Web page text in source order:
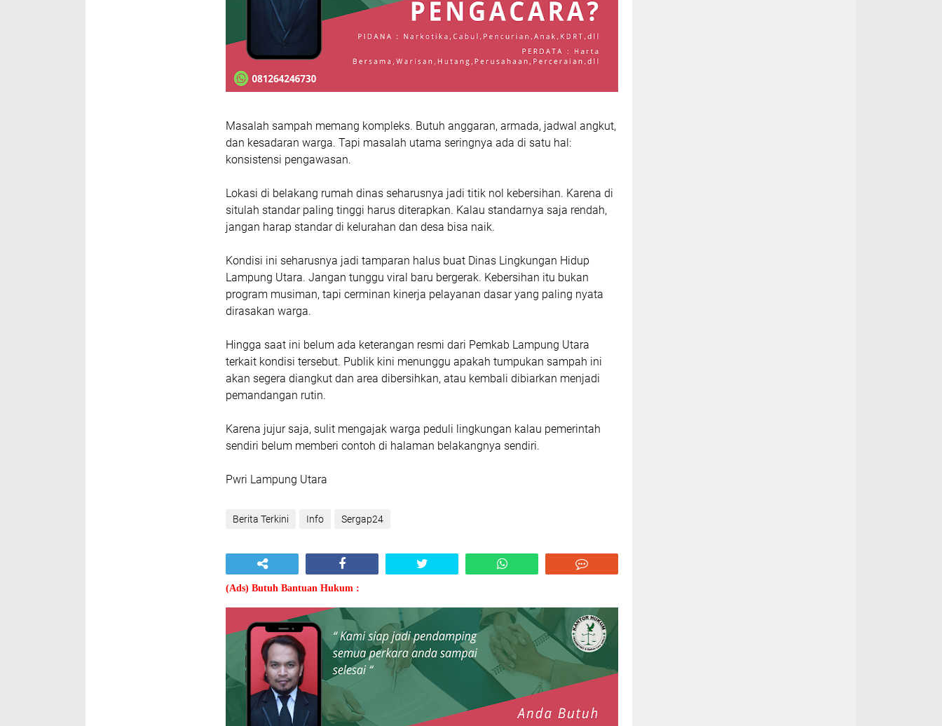
Masalah sampah memang kompleks. Butuh anggaran, armada, jadwal angkut,
dan kesadaran warga. Tapi masalah utama seringnya ada di satu hal:
konsistensi pengawasan.
Lokasi di belakang rumah dinas seharusnya jadi titik nol kebersihan. Karena di
situlah standar paling tinggi harus diterapkan. Kalau standarnya saja rendah,
jangan harap standar di kelurahan dan desa bisa naik.
Kondisi ini seharusnya jadi tamparan halus buat Dinas Lingkungan Hidup
Lampung Utara. Jangan tunggu viral baru bergerak. Kebersihan itu bukan
program musiman, tapi cerminan kinerja pelayanan dasar yang paling nyata
dirasakan warga.
Hingga saat ini belum ada keterangan resmi dari Pemkab Lampung Utara
terkait kondisi tersebut. Publik kini menunggu apakah tumpukan sampah ini
akan segera diangkut dan area dibersihkan, atau kembali dibiarkan menjadi
pemandangan rutin.
Karena jujur saja, sulit mengajak warga peduli lingkungan kalau pemerintah
sendiri belum memberi contoh di halaman belakangnya sendiri.
Pwri Lampung Utara
Berita Terkini Info Sergap24
(Ads) Butuh Bantuan Hukum :